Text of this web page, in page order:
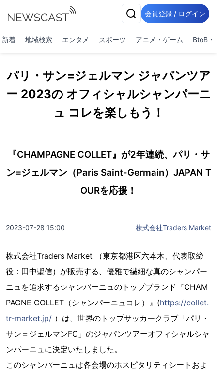
会員登録 / ログイン
新着 地域検索 エンタメ スポーツ アニメ・ゲーム BtoB・
パリ・サン=ジェルマン ジャパンツア
ー 2023の オフィシャルシャンパーニ
ュ コレを楽しもう！
『CHAMPAGNE COLLET』が2年連続、パリ・サ
ン=ジェルマン（Paris Saint-Germain）JAPAN T
OURを応援！
2023-07-28 15:00 株式会社Traders Market
株式会社Traders Market （東京都港区六本木、代表取締
役：田中聖信）が販売する、優雅で繊細な真のシャンパー
ニュを追求するシャンパーニュのトップブランド『CHAM
PAGNE COLLET（シャンパーニュコレ）』(https://collet.
tr-market.jp/ ）は、世界のトップサッカークラブ「パリ・
サン＝ジェルマンFC」のジャパンツアーオフィシャルシャ
ンパーニュに決定いたしました。
このシャンパーニュは各会場のホスピタリティシートおよ